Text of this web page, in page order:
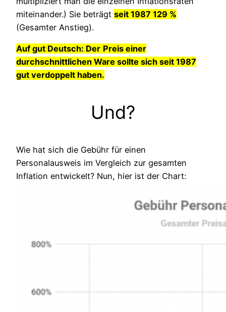
miteinander.) Sie beträgt seit 1987 129 %
(Gesamter Anstieg).
Auf gut Deutsch: Der Preis einer
durchschnittlichen Ware sollte sich seit 1987
gut verdoppelt haben.
Und?
Wie hat sich die Gebühr für einen
Personalausweis im Vergleich zur gesamten
Inflation entwickelt? Nun, hier ist der Chart: